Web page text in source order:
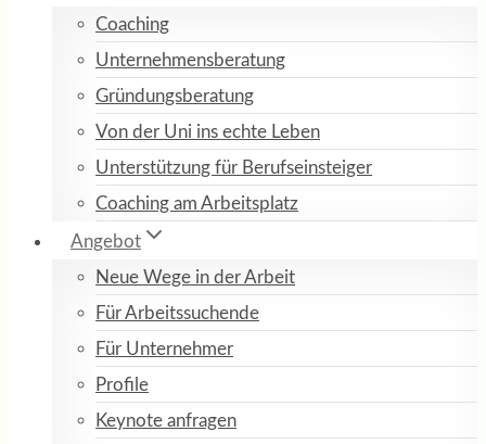
Coaching
Unternehmensberatung
Gründungsberatung
Von der Uni ins echte Leben
Unterstützung für Berufseinsteiger
Coaching am Arbeitsplatz
Angebot
Neue Wege in der Arbeit
Für Arbeitssuchende
Für Unternehmer
Profile
Keynote anfragen